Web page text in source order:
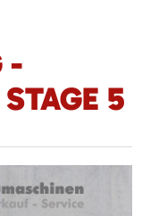
-
5